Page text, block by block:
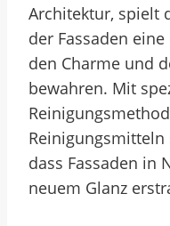
Architektur, spielt
der Fassaden
den Charme und
bewahren. Mit
Reinigungsmitteln
dass Fassaden in
neuem Glanz